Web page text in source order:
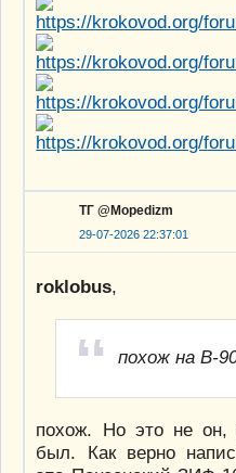
ТГ @Mopedizm
29-07-2026 22:37:01
roklobus,
похож на В-
похож. Но это не он,
был. Как верно